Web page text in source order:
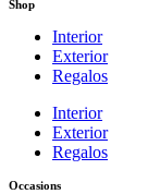
Shop
Interior
Exterior
Regalos
Interior
Exterior
Regalos
Occasions